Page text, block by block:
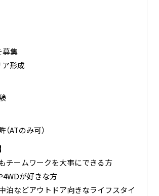
募集
形成
ATのみ可）
チームワークを大事にできる方
4WDが好きな方
泊などアウトドア向きなライフスタイ